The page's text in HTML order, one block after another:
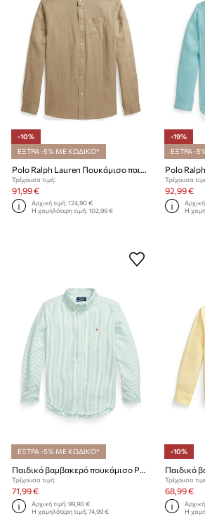
-10%
ΕΞΤΡΑ -5% ΜΕ ΚΩΔΙΚΟ*
Polo Ralph Lauren Πουκάμισο παιδικό λινό
Τρέχουσα τιμή:
91,99 €
Αρχική τιμή:124,90 €
Η χαμηλότερη τιμή:102,99 €
-19%
ΕΞΤΡΑ -
Polo
Τρέχουσα
92,99 €
Η
ΕΞΤΡΑ -5% ΜΕ ΚΩΔΙΚΟ*
Παιδικό βαμβακερό πουκάμισο Polo Ralph Lauren
Τρέχουσα τιμή:
71,99 €
Αρχική τιμή:99,90 €
Η χαμηλότερη τιμή:74,99 €
-10%
Τρέχουσα
68,99 €
Η